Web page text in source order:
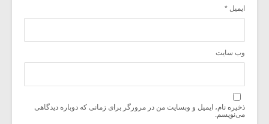
ایمیل *
وب‌ سایت
ذخیره نام، ایمیل و وبسایت من در مرورگر برای زمانی که دوباره دیدگاهی
می‌نویسم.